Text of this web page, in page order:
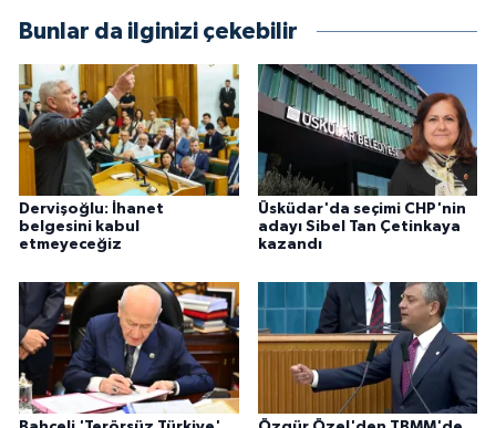
Bunlar da ilginizi çekebilir
Dervişoğlu: İhanet
belgesini kabul
etmeyeceğiz
Üsküdar'da seçimi CHP'nin
adayı Sibel Tan Çetinkaya
kazandı